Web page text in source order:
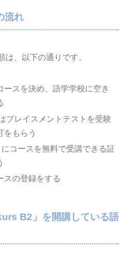
流れ
は、以下の通りです。
ースを決め、語学学校に空き
プレイスメントテストを受験
をもらう
にコースを無料で受講できる証
スの登録をする
B2」を開講している語